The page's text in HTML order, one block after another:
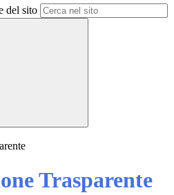
del sito
Trasparente